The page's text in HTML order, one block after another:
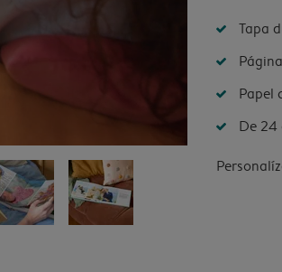
Tapa
Papel
De 24